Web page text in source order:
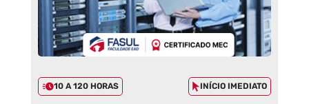
10 A 120 HORAS INÍCIO IMEDIATO